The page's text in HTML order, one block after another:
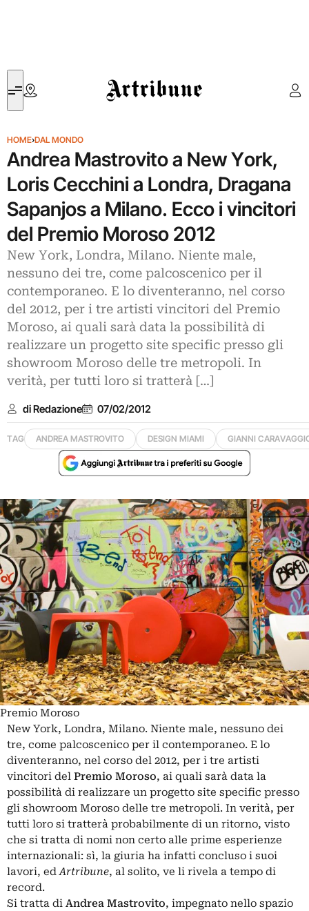
Artribune
HOME›DAL MONDO
Andrea Mastrovito a New York,
Loris Cecchini a Londra, Dragana
Sapanjos a Milano. Ecco i vincitori
del Premio Moroso 2012
New York, Londra, Milano. Niente male,
nessuno dei tre, come palcoscenico per il
contemporaneo. E lo diventeranno, nel corso
del 2012, per i tre artisti vincitori del Premio
Moroso, ai quali sarà data la possibilità di
realizzare un progetto site specific presso gli
showroom Moroso delle tre metropoli. In
verità, per tutti loro si tratterà […]
di Redazione 07/02/2012
TAG ANDREA MASTROVITO DESIGN MIAMI GIANNI
Premio Moroso
New York, Londra, Milano. Niente male, nessuno dei
tre, come palcoscenico per il contemporaneo. E lo
diventeranno, nel corso del 2012, per i tre artisti
vincitori del Premio Moroso, ai quali sarà data la
possibilità di realizzare un progetto site specific presso
gli showroom Moroso delle tre metropoli. In verità, per
tutti loro si tratterà probabilmente di un ritorno, visto
che si tratta di nomi non certo alle prime esperienze
internazionali: sì, la giuria ha infatti concluso i suoi
lavori, edArtribune, al solito, ve li rivela a tempo di
record.
Si tratta di Andrea Mastrovito, impegnato nello spazio